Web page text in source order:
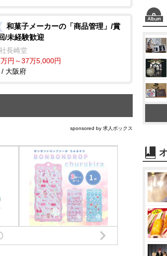
和菓子メーカーの「商品管理」/賞
/未経験歓迎
長崎堂
円～37万5,000円
大阪府
sponsored by 求人ボックス